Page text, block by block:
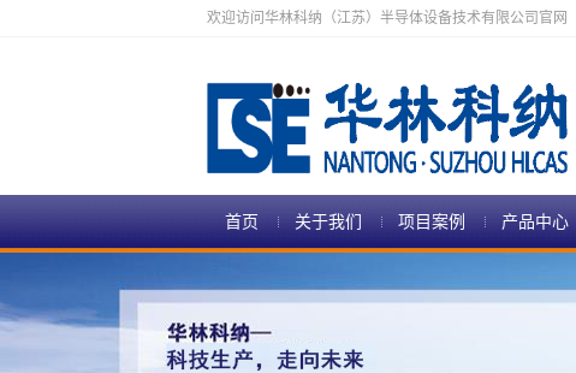
欢迎访问华林科纳（江苏）半导体设备技术有限公司官网
首页 关于我们 项目案例 产品中心